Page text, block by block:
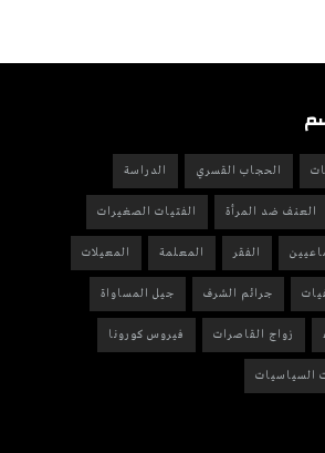
الحجاب القسري الدراسة
العنف ضد المرأة الفتيات الصغيرات
الفقر المعلمة المعيلات
جرائم الشرف جيل المساواة
زواج القاصرات فيروس كورونا
السياسيات